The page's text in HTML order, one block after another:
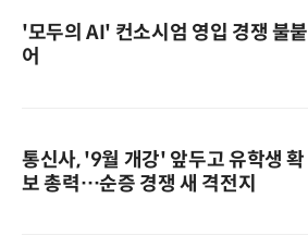
'모두의 AI' 컨소시엄 영입 경쟁 불붙
어
통신사, '9월 개강' 앞두고 유학생 확
보 총력…순증 경쟁 새 격전지